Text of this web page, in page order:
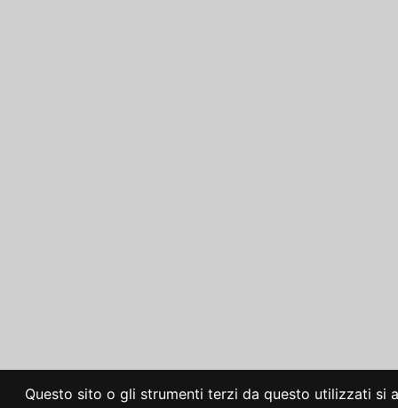
Questo sito o gli strumenti terzi da questo utilizzati si